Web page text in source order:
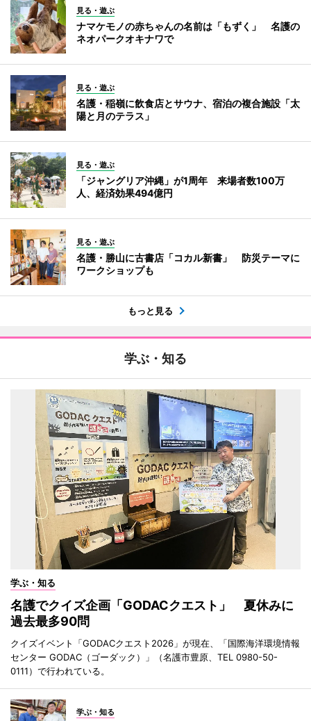
見る・遊ぶ
ナマケモノの赤ちゃんの名前は「もずく」 名護の
ネオパークオキナワで
見る・遊ぶ
名護・稲嶺に飲食店とサウナ、宿泊の複合施設「太
陽と月のテラス」
見る・遊ぶ
「ジャングリア沖縄」が1周年 来場者数100万
人、経済効果494億円
見る・遊ぶ
名護・勝山に古書店「コカル新書」 防災テーマに
ワークショップも
もっと見る
学ぶ・知る
学ぶ・知る
名護でクイズ企画「GODACクエスト」 夏休みに
過去最多90問
クイズイベント「GODACクエスト2026」が現在、「国際海洋環境情報
センター GODAC（ゴーダック）」（名護市豊原、TEL 0980-50-
0111）で行われている。
学ぶ・知る